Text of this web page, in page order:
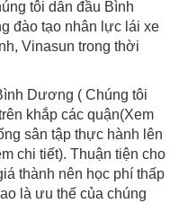
tôi dẫn đầu Bình
đào tạo nhân lực lái xe
Vinasun trong thời
Dương ( Chúng tôi
khắp các quận(Xem
sân tập thực hành lên
chi tiết). Thuận tiện cho
thành nên học phí thấp
là ưu thế của chúng